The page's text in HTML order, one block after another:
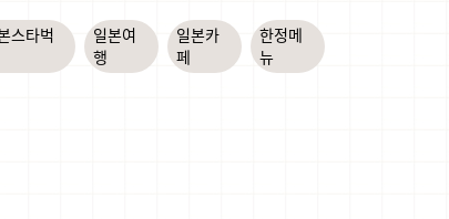
스타벅
일본여
행
일본카
페
한정메
뉴